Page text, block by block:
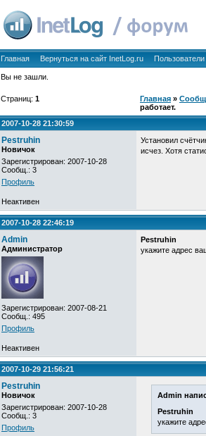
Главная Вернуться на сайт InetLog.ru Пользователи
Вы не зашли.
Страниц: 1 Главная »
работает.
2007-10-28 21:30:59
Pestruhin
Новичок
Зарегистрирован: 2007-10-28
Сообщ.: 3
Профиль
Установил
исчез. Хотя
Неактивен
2007-10-28 22:46:19
Admin
Администратор
Зарегистрирован: 2007-08-21
Сообщ.: 495
Профиль
Pestruhin
укажите адрес
Неактивен
2007-10-29 21:56:21
Pestruhin
Новичок
Зарегистрирован: 2007-10-28
Сообщ.: 3
Профиль
Admin
Pestruhin
укажите